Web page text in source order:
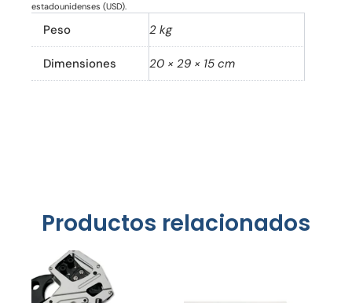
estadounidenses (USD).
Peso 2 kg
Dimensiones 20 × 29 × 15 cm
Productos relacionados